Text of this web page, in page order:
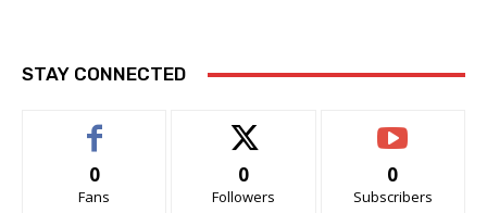
STAY CONNECTED
0
Fans
0
Followers
0
Subscribers